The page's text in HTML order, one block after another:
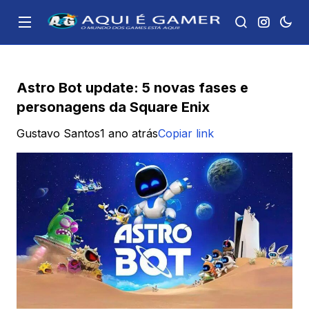
Astro Bot update: 5 novas fases e
personagens da Square Enix
Gustavo Santos1 ano atrásCopiar link